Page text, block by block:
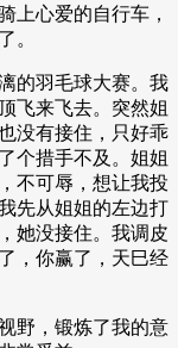
上心爱的自行车，
。
的羽毛球大赛。我
飞来飞去。突然姐
没有接住，只好乖
个措手不及。姐姐
不可辱，想让我投
先从姐姐的左边打
她没接住。我调皮
，你赢了，天巳经
野，锻炼了我的意